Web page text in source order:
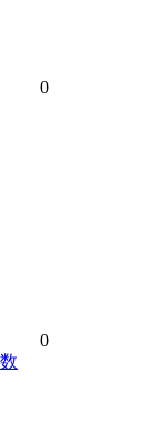
0
0